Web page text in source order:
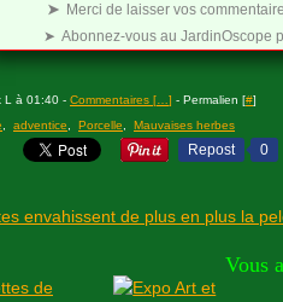
➤ Merci de laisser vos
➤ Abonnez-vous au JardinOscope
L à 01:40 - Commentaires [ ] - Permalien [#]
adventice Porcelle Mauvaises herbes
Repost 0
envahissent de plus en plus la
Vous